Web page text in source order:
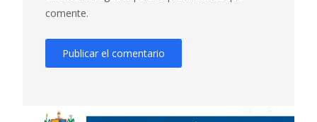
comente.